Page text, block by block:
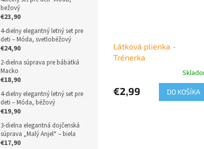
bežový
€23,90
4-dielny elegantný letný set pre
deti – Móda, svetlobéžový
€24,90
2-dielna súprava pre bábätká
Macko
€18,90
4-dielny elegantný letný set pre
deti – Móda, béžový
€19,90
3-dielna elegantná dojčenská
súprava „Malý Anjel“ – biela
€17,90
Látková plienka -
Trénerka
€2,99 DO KOŠÍKA